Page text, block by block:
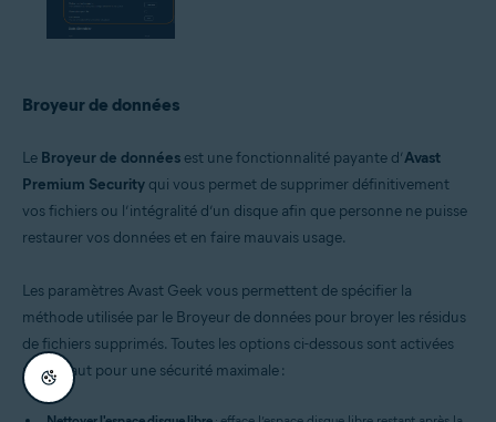
Broyeur de données
Le Broyeur de données est une fonctionnalité payante d’Avast
Premium Security qui vous permet de supprimer définitivement
vos fichiers ou l’intégralité d’un disque afin que personne ne puisse
restaurer vos données et en faire mauvais usage.
Les paramètres Avast Geek vous permettent de spécifier la
méthode utilisée par le Broyeur de données pour broyer les résidus
de fichiers supprimés. Toutes les options ci-dessous sont activées
par défaut pour une sécurité maximale :